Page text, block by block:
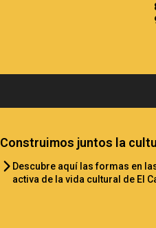
Construimos juntos la
Descubre aquí las formas en
activa de la vida cultural de El